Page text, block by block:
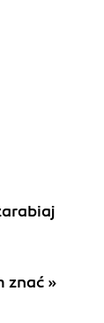
znać »